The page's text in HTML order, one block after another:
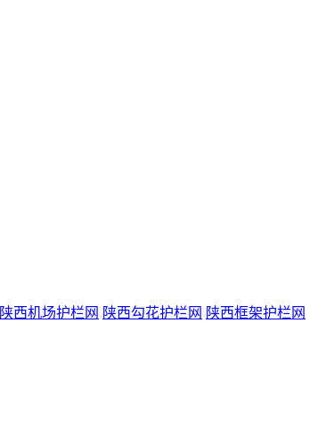
陕西机场护栏网 陕西勾花护栏网 陕西框架护栏网